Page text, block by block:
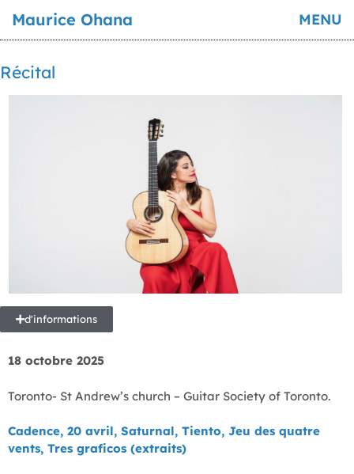
Maurice Ohana MENU
Récital
d'informations
18 octobre 2025
Toronto- St Andrew’s church – Guitar Society of Toronto.
Cadence, 20 avril, Saturnal, Tiento, Jeu des quatre
vents, Tres graficos (extraits)